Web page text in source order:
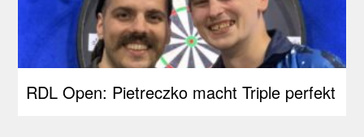
RDL Open: Pietreczko macht Triple perfekt